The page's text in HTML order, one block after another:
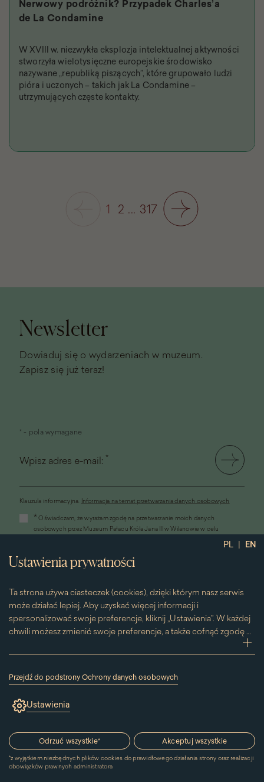
PL | EN
Ustawienia prywatności
Ta strona używa ciasteczek (cookies), dzięki którym nasz serwis
może działać lepiej. Aby uzyskać więcej informacji i
spersonalizować swoje preferencje, kliknij „Ustawienia”. W każdej
chwili możesz zmienić swoje preferencje, a także cofnąć zgodę na
używanie plików cookie. Możesz to zrobić, klikając na podstronę
„Cookies” znajdującą się w stopce.
Przesuwając suwak w prawą stronę aktywujesz zgodę na
konkretne ciasteczko. Przesuwając suwak w lewą stronę
wyłączasz taką zgodę.
Przejdź do podstrony Ochrony danych osobowych
(link
się
oknie)
Ustawienia
Odrzuć wszystkie*
*z wyjątkiem niezbędnych plików cookies do prawidłowego działania strony oraz realizacji
obowiązków prawnych administratora
Akceptuj wszystkie
Nerwowy podróżnik? Przypadek Charles’a
de La Condamine
W XVIII w. niezwykła eksplozja intelektualnej aktywności
stworzyła wielotysięczne europejskie środowisko
nazywane „republiką piszących”, które grupowało ludzi
pióra i uczonych – takich jak La Condamine –
utrzymujących częste kontakty.
1 2 ... 317
Stopka
Newsletter
Dowiaduj się o wydarzeniach w muzeum.
Zapisz się już teraz!
* - pola wymagane
Wpisz adres e-mail: *
Klauzula informacyjna. Informacja na temat przetwarzania danych osobowych
otworzy
się
oknie)
* Oświadczam, że wyrażam zgodę na przetwarzanie moich danych
osobowych przez Muzeum Pałacu Króla Jana III w Wilanowie w celu
Wilanowie informacji handlowych drogą elektroniczną, w tym z
Kontakt
MUZEUM PAŁACU